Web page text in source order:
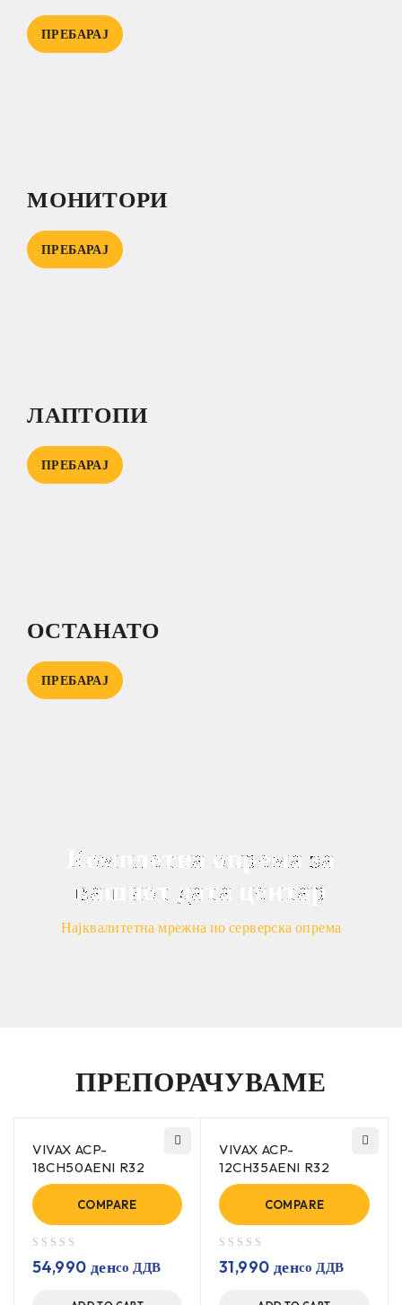
ПРЕБАРАЈ
МОНИТОРИ
ПРЕБАРАЈ
ЛАПТОПИ
ПРЕБАРАЈ
ОСТАНАТО
ПРЕБАРАЈ
Комплетна опрема за
вашиот дата центар
Најквалитетна мрежна ио серверска опрема
ПРЕПОРАЧУВАМЕ
VIVAX ACP-
18CH50AENI R32
COMPARE
54,990 денсо ДДВ
VIVAX ACP-
12CH35AENI R32
COMPARE
31,990 денсо ДДВ